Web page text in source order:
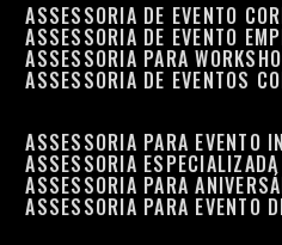
ASSESSORIA DE EVENTO
ASSESSORIA DE EVENTO
ASSESSORIA PARA
ASSESSORIA DE EVENTOS
ASSESSORIA PARA EVENTO
ASSESSORIA
ASSESSORIA PARA
ASSESSORIA PARA EVENTO